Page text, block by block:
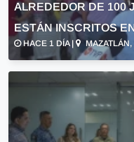
ALREDEDOR DE 100
ESTÁN INSCRITOS
HACE 1 DÍA |